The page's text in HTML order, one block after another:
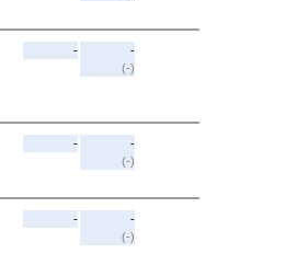
-
-
(-)
-
-
(-)
-
-
(-)